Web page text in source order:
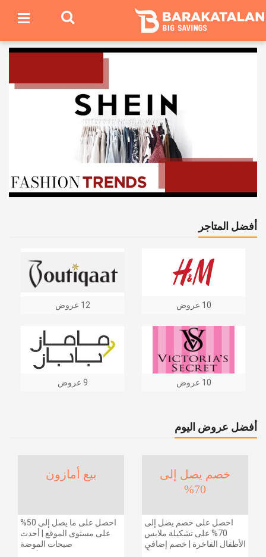
أفضل المتاجر
12 عروض 10 عروض
9 عروض 10 عروض
أفضل عروض اليوم
بيع أمازون
احصل على ما يصل إلى 50%
على مستوى الموقع | أحدث
صيحات الموضة
خصم يصل إلى
70%
احصل على خصم يصل إلى
70% على تشكيلة ملابس
الأطفال الفاخرة | خصم إضافي